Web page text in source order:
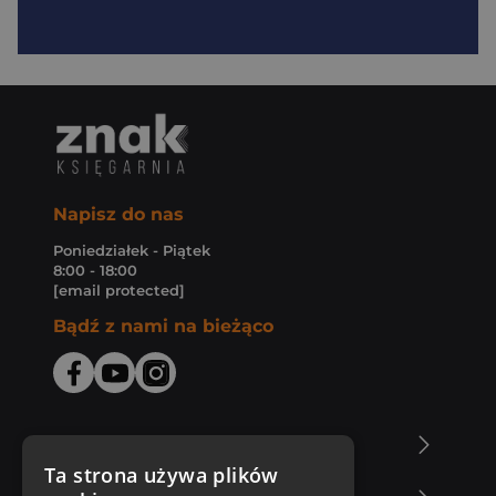
Napisz do nas
Poniedziałek - Piątek
8:00 - 18:00
[email protected]
Bądź z nami na bieżąco
Ta strona używa plików